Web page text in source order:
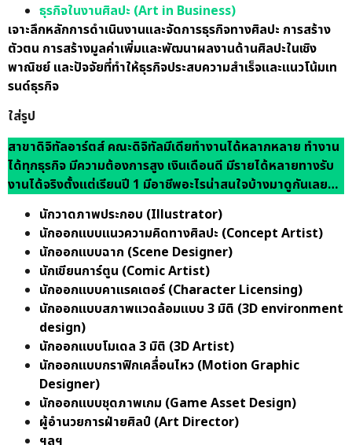
ธุรกิจในงานศิลปะ (Art in Business)
เจาะลึกหลักการดำเนินงานและจัดการธุรกิจทางศิลปะ การสร้าง
ตัวตน การสร้างมูลค่าเพิ่มและพัฒนาผลงานด้านศิลปะในเชิง
พาณิชย์ และปัจจัยที่ทำให้ธุรกิจประสบความสำเร็จและแนวโน้มเท
รนด์ธุรกิจ
ใส่รูป
สาขาดิจิทัลอาร์ตส์ คณะดิจิทัลมีเดียทำงานได้หลากหลาย ทำงาน
ได้ทุกธุรกิจ มีความต้องการสูง เงินเดือนดี มีรายได้หลายทางรับ
งานได้จริงตั้งแต่เรียนปี 1 มีอาชีพอะไรน่าสนใจบ้างมาดูกันเลย…
นักวาดภาพประกอบ (Illustrator)
นักออกแบบแนวความคิดทางศิลปะ (Concept Artist)
นักออกแบบฉาก (Scene Designer)
นักเขียนการ์ตูน (Comic Artist)
นักออกแบบคาแรคเตอร์ (Character Licensing)
นักออกแบบสภาพแวดล้อมแบบ 3 มิติ (3D environment
design)
นักออกแบบโมเดล 3 มิติ (3D Artist)
นักออกแบบกราฟิกเคลื่อนไหว (Motion Graphic
Designer)
นักออกแบบชุดภาพเกม (Game Asset Design)
ผู้อำนวยการฝ่ายศิลป์ (Art Director)
ฯลฯ